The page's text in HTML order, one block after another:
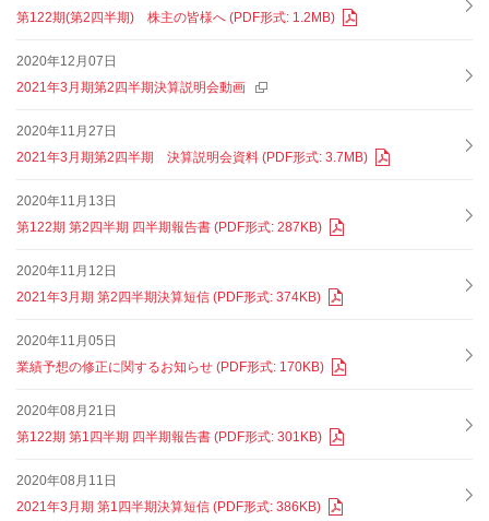
第122期(第2四半期) 株主の皆様へ (PDF形式: 1.2MB)
2020年12月07日
2021年3月期第2四半期決算説明会動画
2020年11月27日
2021年3月期第2四半期 決算説明会資料 (PDF形式: 3.7MB)
2020年11月13日
第122期 第2四半期 四半期報告書 (PDF形式: 287KB)
2020年11月12日
2021年3月期 第2四半期決算短信 (PDF形式: 374KB)
2020年11月05日
業績予想の修正に関するお知らせ (PDF形式: 170KB)
2020年08月21日
第122期 第1四半期 四半期報告書 (PDF形式: 301KB)
2020年08月11日
2021年3月期 第1四半期決算短信 (PDF形式: 386KB)